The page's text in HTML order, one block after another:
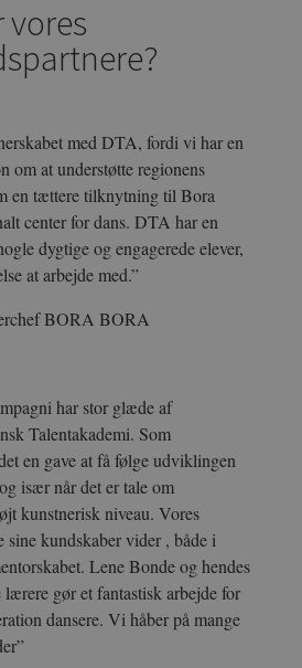
vores
med DTA, fordi vi har en
om at understøtte regionens
en tættere tilknytning til Bora
center for dans. DTA har en
dygtige og engagerede elever,
at arbejde med.”
BORA BORA
har stor glæde af
Talentakademi. Som
en gave at få følge udviklingen
især når det er tale om
kunstnerisk niveau. Vores
sine kundskaber vider , både i
Lene Bonde og hendes
lærere gør et fantastisk arbejde for
dansere. Vi håber på mange